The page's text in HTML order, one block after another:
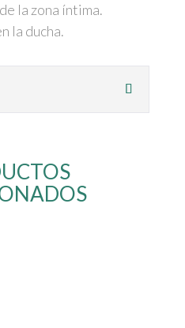
la zona íntima.
la ducha.